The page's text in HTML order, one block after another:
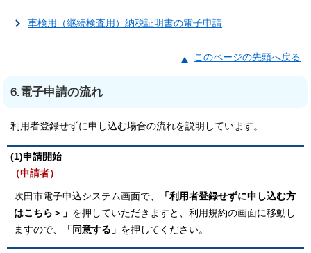
車検用（継続検査用）納税証明書の電子申請
このページの先頭へ戻る
6.電子申請の流れ
利用者登録せずに申し込む場合の流れを説明しています。
(1)申請開始
（申請者）
吹田市電子申込システム画面で、
「利用者登録せずに申し込む方
はこちら＞」 を押していただきますと、利用規約の画面に移動し
ますので、
「同意する」 を押してください。